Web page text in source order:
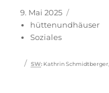
Veröffentlicht
am
9. Mai 2025
hüttenundhäuser
Soziales
Schlagwörter
SW: Kathrin Schmidtberger